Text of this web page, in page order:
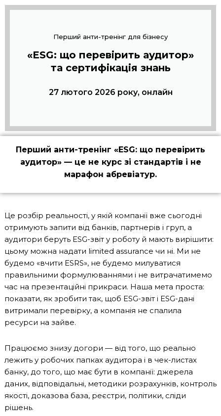
Перший анти-тренінг для бізнесу
«ESG: що перевірить аудитор»
та сертифікація знань
27 лютого 2026 року, онлайн
Перший анти-тренінг «ESG: що перевірить
аудитор» — це не курс зі стандартів і не
марафон абревіатур.
Це розбір реальності, у якій компанії вже сьогодні
отримують запити від банків, партнерів і груп, а
аудитори беруть ESG-звіт у роботу й мають вирішити:
цьому можна надати limited assurance чи ні. Ми не
будемо «вчити ESRS», не будемо милуватися
правильними формулюваннями і не витрачатимемо
час на презентаційні прикраси. Наша мета проста:
показати, як зробити так, щоб ESG-звіт і ESG-дані
витримали перевірку, а компанія не спалила
ресурси на зайве.
Працюємо знизу догори — від того, що реально
лежить у робочих папках аудитора і в чек-листах
банку, до того, що має бути в компанії: джерела
даних, відповідальні, методики розрахунків, контроль
якості, доказова база, реєстри, політики, сліди
рішень.